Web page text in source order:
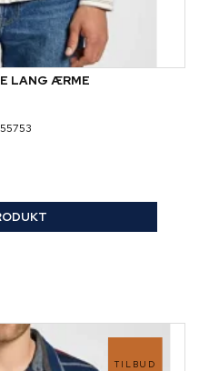
LANG ÆRME
TILBUD